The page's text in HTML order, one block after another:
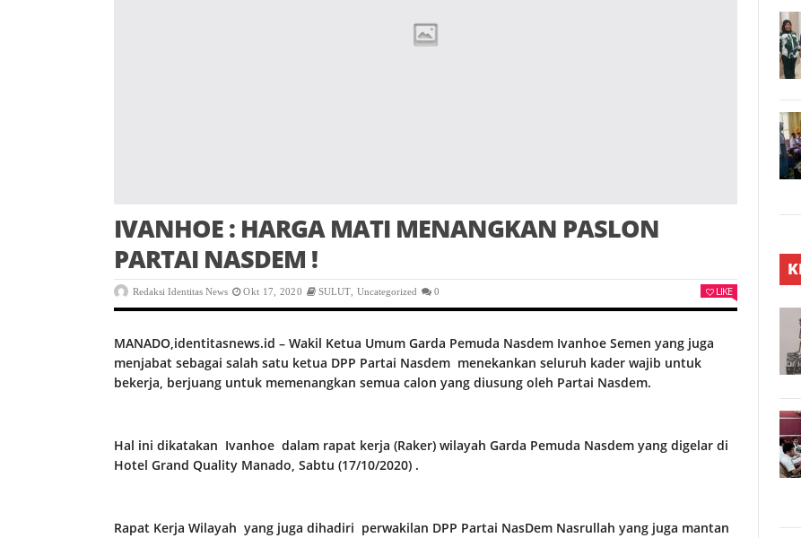
IVANHOE : HARGA MATI MENANGKAN PASLON
PARTAI NASDEM !
Redaksi Identitas News Okt 17, 2020 SULUT Uncategorized 0 LIKE
MANADO,identitasnews.id – Wakil Ketua Umum Garda Pemuda Nasdem Ivanhoe Semen yang juga
menjabat sebagai salah satu ketua DPP Partai Nasdem menekankan seluruh kader wajib untuk
bekerja, berjuang untuk memenangkan semua calon yang diusung oleh Partai Nasdem.
Hal ini dikatakan Ivanhoe dalam rapat kerja (Raker) wilayah Garda Pemuda Nasdem yang digelar di
Hotel Grand Quality Manado, Sabtu (17/10/2020) .
Rapat Kerja Wilayah yang juga dihadiri perwakilan DPP Partai NasDem Nasrullah yang juga mantan